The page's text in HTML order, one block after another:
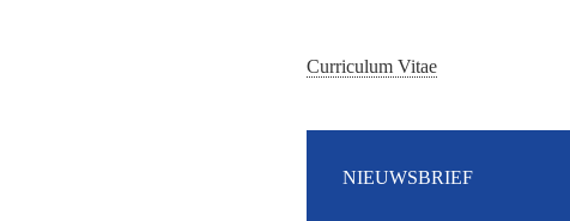
Curriculum Vitae
NIEUWSBRIEF